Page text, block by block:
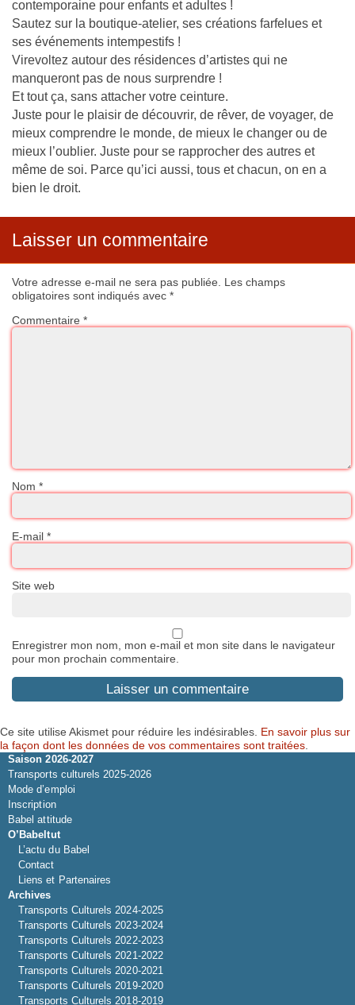
contemporaine pour enfants et adultes !
Sautez sur la boutique-atelier, ses créations farfelues et
ses événements intempestifs !
Virevoltez autour des résidences d’artistes qui ne
manqueront pas de nous surprendre !
Et tout ça, sans attacher votre ceinture.
Juste pour le plaisir de découvrir, de rêver, de voyager, de
mieux comprendre le monde, de mieux le changer ou de
mieux l’oublier. Juste pour se rapprocher des autres et
même de soi. Parce qu’ici aussi, tous et chacun, on en a
bien le droit.
Laisser un commentaire
Votre adresse e-mail ne sera pas publiée.
Les champs
obligatoires sont indiqués avec *
Commentaire *
Nom *
E-mail *
Site web
Enregistrer mon nom, mon e-mail et mon site dans le navigateur
pour mon prochain commentaire.
Ce site utilise Akismet pour réduire les indésirables. En savoir plus sur
la façon dont les données de vos commentaires sont traitées
Saison 2026-2027
Transports culturels 2025-2026
Mode d’emploi
Inscription
Babel attitude
O’Babeltut
L’actu du Babel
Contact
Liens et Partenaires
Archives
Transports Culturels 2024-2025
Transports Culturels 2023-2024
Transports Culturels 2022-2023
Transports Culturels 2021-2022
Transports Culturels 2020-2021
Transports Culturels 2019-2020
Transports Culturels 2018-2019